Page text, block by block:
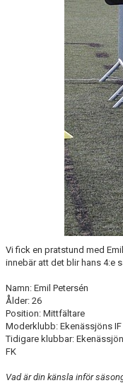
Vi fick en pratstund med
innebär att det blir hans 4:e
Namn: Emil Petersén
Ålder: 26
Position: Mittfältare
Moderklubb: Ekenässjöns IF
Tidigare klubbar:
FK
Vad är din känsla inför